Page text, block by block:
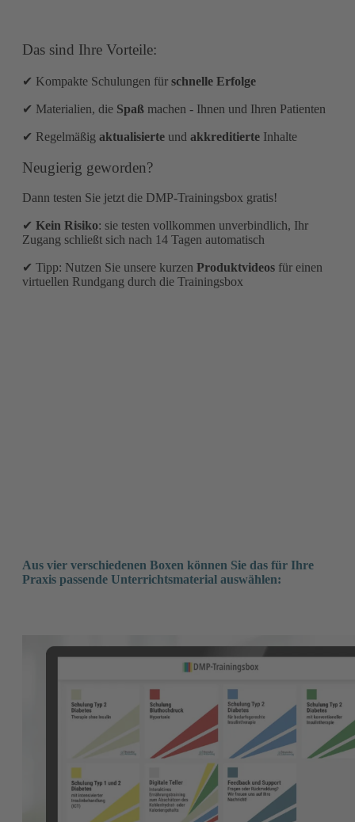
Das sind Ihre Vorteile:
✔ Kompakte Schulungen für schnelle Erfolge
✔ Materialien, die Spaß machen - Ihnen und Ihren Patienten
✔ Regelmäßig aktualisierte und akkreditierte Inhalte
Neugierig geworden?
Dann testen Sie jetzt die DMP-Trainingsbox gratis!
✔ Kein Risiko: sie testen vollkommen unverbindlich, Ihr
Zugang schließt sich nach 14 Tagen automatisch
✔ Tipp: Nutzen Sie unsere kurzen Produktvideos für einen
virtuellen Rundgang durch die Trainingsbox
Aus vier verschiedenen Boxen können Sie das für Ihre
Praxis passende Unterrichtsmaterial auswählen: